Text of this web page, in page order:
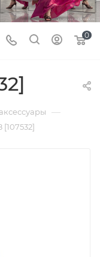
0
—
[107532]